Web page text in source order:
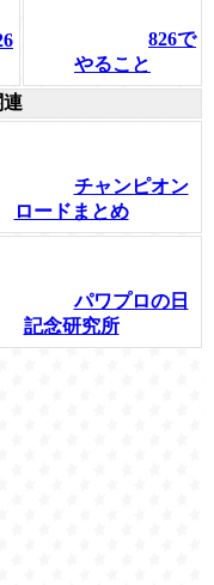
826で
やること
連
チャンピオン
ロードまとめ
パワプロの日
記念研究所